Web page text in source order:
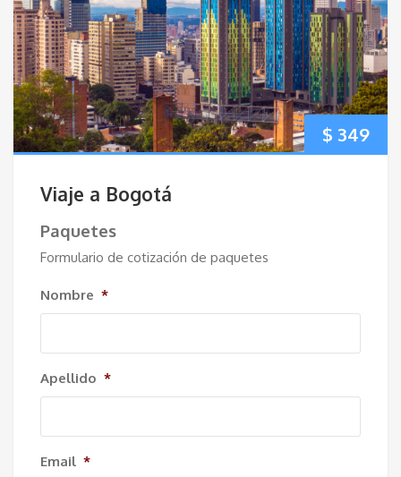
$ 349
Viaje a Bogotá
Paquetes
Formulario de cotización de paquetes
Nombre *
Apellido *
Email *